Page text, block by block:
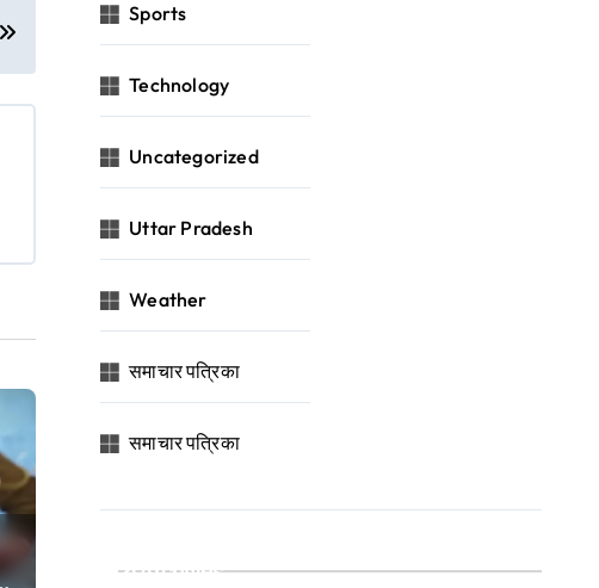
Sports
Technology
Uncategorized
Uttar Pradesh
Weather
समाचार पत्रिका
समाचार पत्रिका
Archives